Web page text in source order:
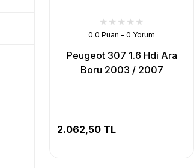
0.0 Puan - 0 Yorum
Peugeot 307 1.6 Hdi Ara
Boru 2003 / 2007
2.062,50 TL